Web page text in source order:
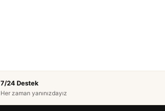
7/24 Destek
Her zaman yanınızdayız